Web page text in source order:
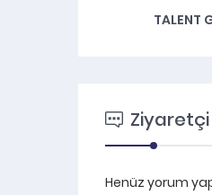
TALENT
Ziyaretçi
Henüz yorum